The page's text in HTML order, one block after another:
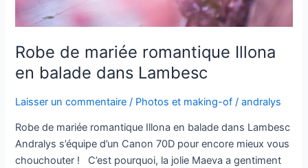
Robe de mariée romantique Illona
en balade dans Lambesc
Laisser un commentaire / Photos et making-of /andralys
Robe de mariée romantique Illona en balade dans Lambesc
Andralys s’équipe d’un Canon 70D pour encore mieux vous
chouchouter ! C’est pourquoi, la jolie Maeva a gentiment